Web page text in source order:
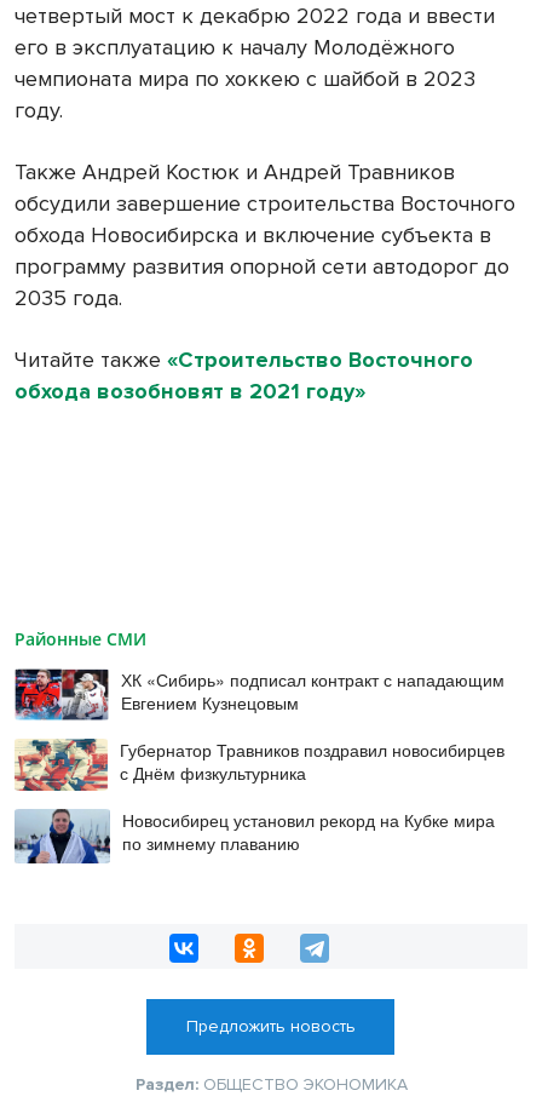
четвертый мост к декабрю 2022 года и ввести
его в эксплуатацию к началу Молодёжного
чемпионата мира по хоккею с шайбой в 2023
году.
Также Андрей Костюк и Андрей Травников
обсудили завершение строительства Восточного
обхода Новосибирска и включение субъекта в
программу развития опорной сети автодорог до
2035 года.
Читайте также «Строительство Восточного
обхода возобновят в 2021 году»
Районные СМИ
ХК «Сибирь» подписал контракт с нападающим
Евгением Кузнецовым
Губернатор Травников поздравил новосибирцев
с Днём физкультурника
Новосибирец установил рекорд на Кубке мира
по зимнему плаванию
Предложить новость
Раздел: ОБЩЕСТВО ЭКОНОМИКА